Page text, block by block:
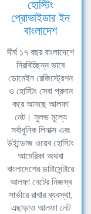
হোস্টিং
প্রোভাইডার ইন
বাংলাদেশ
দীর্ঘ ১৭ বছর বাংলাদেশে
নিরবিচ্ছিন্ন ভাবে
ডোমেইন রেজিস্ট্রেশন
ও হোস্টিং সেবা প্রদান
করে আসছে আলফা
নেট। সুলভ মূল্যে
সর্বাধুনিক লিনাক্স এবং
উইন্ডোজ ওয়েব হোস্টিং
আমেরিকা অথবা
বাংলাদেশের ডাটাসেন্টারে
আলফা নেটের নিজস্ব
সার্ভারে রাখার ব্যবস্থা,
এছাড়াও আলফা নেট